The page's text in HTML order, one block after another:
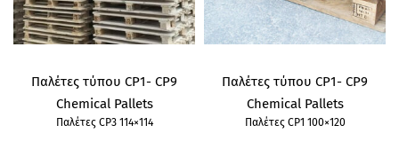
Παλέτες τύπου CP1- CP9
Chemical Pallets
Παλέτες CP3 114×114
Παλέτες τύπου CP1- CP9
Chemical Pallets
Παλέτες CP1 100×120